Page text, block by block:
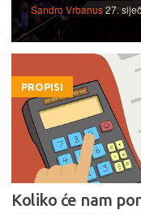
Sandro Vrbanus27.
PROPISI
Koliko će nam